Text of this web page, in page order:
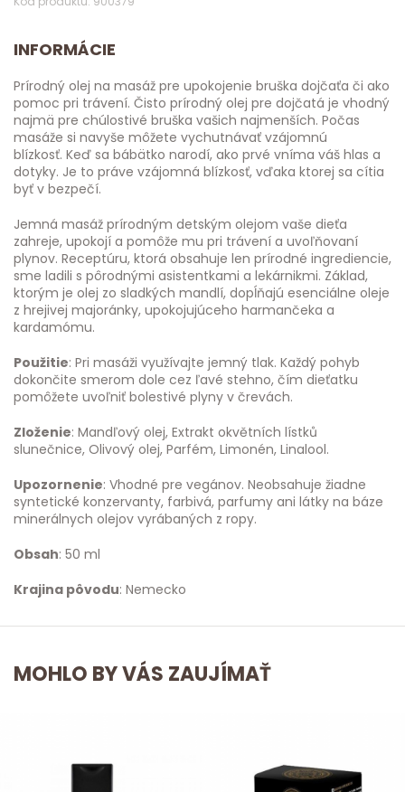
INFORMÁCIE
Prírodný olej na masáž pre upokojenie bruška dojčaťa či ako
pomoc pri trávení. Čisto prírodný olej pre dojčatá je vhodný
najmä pre chúlostivé bruška vašich najmenších. Počas
masáže si navyše môžete vychutnávať vzájomnú
blízkosť. Keď sa bábätko narodí, ako prvé vníma váš hlas a
dotyky. Je to práve vzájomná blízkosť, vďaka ktorej sa cítia
byť v bezpečí.
Jemná masáž prírodným detským olejom vaše dieťa
zahreje, upokojí a pomôže mu pri trávení a uvoľňovaní
plynov. Receptúru, ktorá obsahuje len prírodné ingrediencie,
sme ladili s pôrodnými asistentkami a lekárnikmi. Základ,
ktorým je olej zo sladkých mandlí, dopĺňajú esenciálne oleje
z hrejivej majoránky, upokojujúceho harmančeka a
kardamómu.
Použitie: Pri masáži využívajte jemný tlak. Každý pohyb
dokončite smerom dole cez ľavé stehno, čím dieťatku
pomôžete uvoľniť bolestivé plyny v črevách.
Zloženie: Mandľový olej, Extrakt okvětních lístků
slunečnice, Olivový olej, Parfém, Limonén, Linalool.
Upozornenie: Vhodné pre vegánov. Neobsahuje žiadne
syntetické konzervanty, farbivá, parfumy ani látky na báze
minerálnych olejov vyrábaných z ropy.
Obsah: 50 ml
Krajina pôvodu: Nemecko
MOHLO BY VÁS ZAUJÍMAŤ